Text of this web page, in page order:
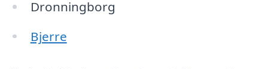
Dronningborg
Bjerre